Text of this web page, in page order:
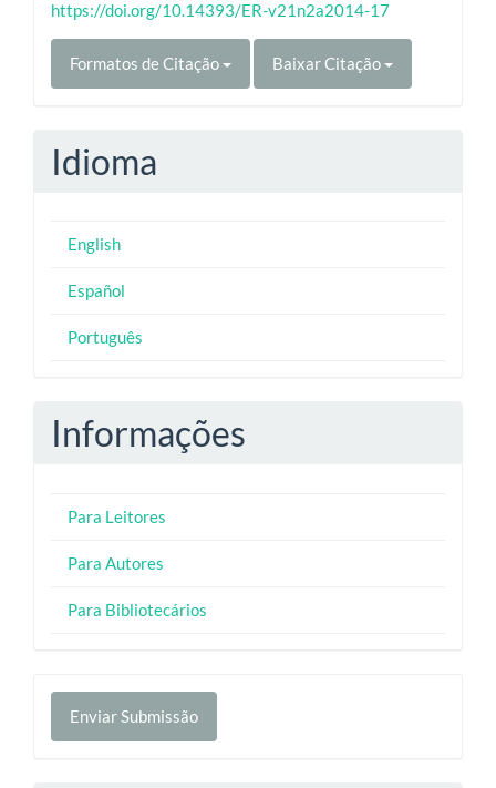
https://doi.org/10.14393/ER-v21n2a2014-17
Formatos de Citação Baixar Citação
Idioma
English
Español
Português
Informações
Para Leitores
Para Autores
Para Bibliotecários
Enviar
Submissão
Enviar Submissão